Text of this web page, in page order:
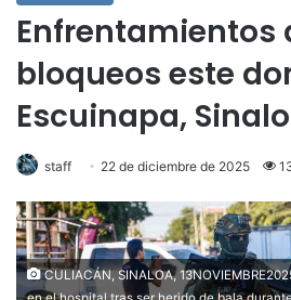
Enfrentamientos
bloqueos este
Escuinapa,
staff 22 de diciembre de 2025
CULIACÁN, SINALOA,